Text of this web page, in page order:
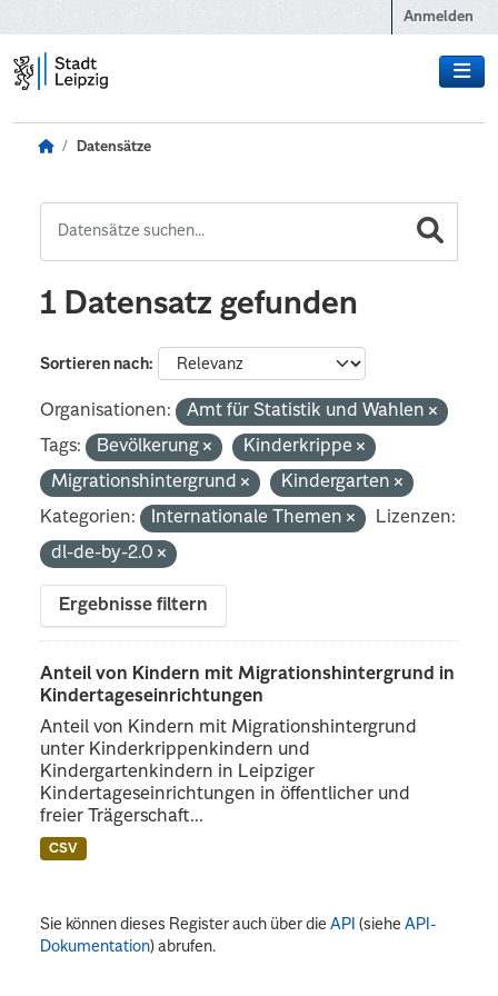
Anmelden
Datensätze
1 Datensatz gefunden
Sortieren nach
Organisationen:
Amt für Statistik und Wahlen
Tags:
Bevölkerung
Kinderkrippe
Migrationshintergrund
Kindergarten
Kategorien:
Internationale Themen
Lizenzen:
dl-de-by-2.0
Ergebnisse filtern
Anteil von Kindern mit Migrationshintergrund in
Kindertageseinrichtungen
Anteil von Kindern mit Migrationshintergrund
unter Kinderkrippenkindern und
Kindergartenkindern in Leipziger
Kindertageseinrichtungen in öffentlicher und
freier Trägerschaft...
CSV
Sie können dieses Register auch über dieAPI (sieheAPI-
Dokumentation) abrufen.